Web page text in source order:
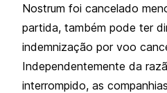
Nostrum foi cancelado
partida, também pode ter
indemnização por voo
Independentemente da
interrompido, as